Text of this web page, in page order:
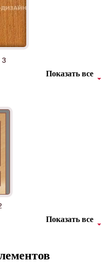
3
Показать все
Показать все